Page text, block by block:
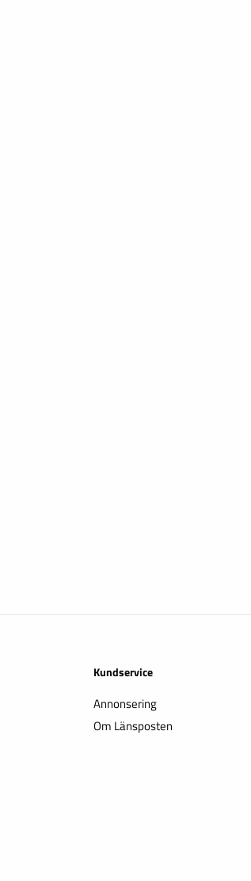
Kundservice
Annonsering
Om Länsposten